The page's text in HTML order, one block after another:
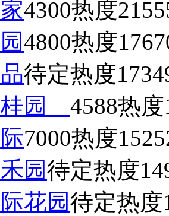
4300热度
4800热度
待定热度
桂园 4588热度
7000热度
园待定热度
花园待定热度